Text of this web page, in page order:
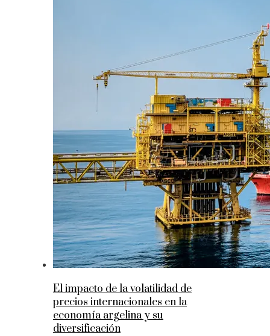
El impacto de la volatilidad de
precios internacionales en la
economía argelina y su
diversificación